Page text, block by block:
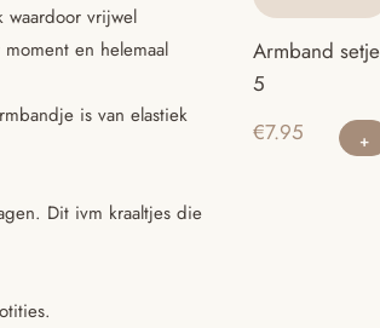
waardoor vrijwel
en helemaal
is van elastiek
Dit ivm kraaltjes die
Armband setje
5
€7.95